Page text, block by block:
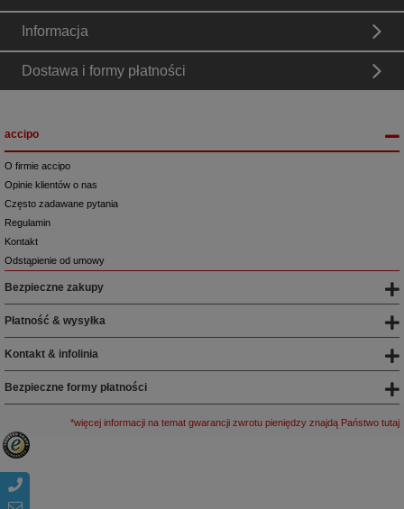
Informacja
Dostawa i formy płatności
accipo
O firmie accipo
Opinie klientów o nas
Często zadawane pytania
Regulamin
Kontakt
Odstąpienie od umowy
Bezpieczne zakupy
Płatność & wysyłka
Kontakt & infolinia
Bezpieczne formy płatności
*więcej informacji na temat gwarancji zwrotu pieniędzy znajdą Państwo tutaj